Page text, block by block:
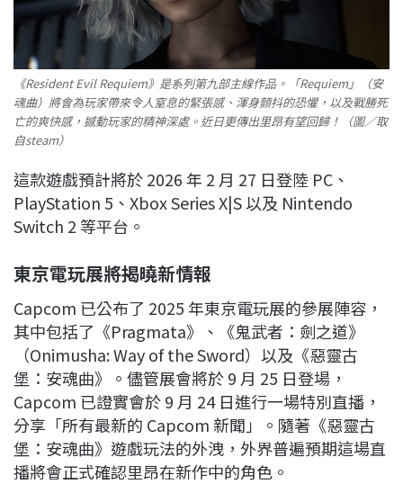
《Resident Evil Requiem》是系列第九部主線作品。「Requiem」（安
魂曲）將會為玩家帶來令人窒息的緊張感、渾身顫抖的恐懼，以及戰勝死
亡的爽快感，撼動玩家的精神深處。近日更傳出里昂有望回歸！（圖／取
自steam）
這款遊戲預計將於 2026 年 2 月 27 日登陸 PC、
PlayStation 5、Xbox Series X|S 以及 Nintendo
Switch 2 等平台。
東京電玩展將揭曉新情報
Capcom 已公布了 2025 年東京電玩展的參展陣容，
其中包括了《Pragmata》、《鬼武者：劍之道》
（Onimusha: Way of the Sword）以及《惡靈古
堡：安魂曲》。儘管展會將於 9 月 25 日登場，
Capcom 已證實會於 9 月 24 日進行一場特別直播，
分享「所有最新的 Capcom 新聞」。隨著《惡靈古
堡：安魂曲》遊戲玩法的外洩，外界普遍預期這場直
播將會正式確認里昂在新作中的角色。